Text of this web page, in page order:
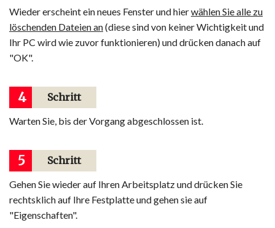
Wieder erscheint ein neues Fenster und hierwählen Sie alle zu
löschenden Dateien an(diese sind von keiner Wichtigkeit und
Ihr PC wird wie zuvor funktionieren) und drücken danach auf
"OK".
4 Schritt
Warten Sie, bis der Vorgang abgeschlossen ist.
5 Schritt
Gehen Sie wieder auf Ihren Arbeitsplatz und drücken Sie
rechtsklich auf Ihre Festplatte und gehen sie auf
"Eigenschaften".